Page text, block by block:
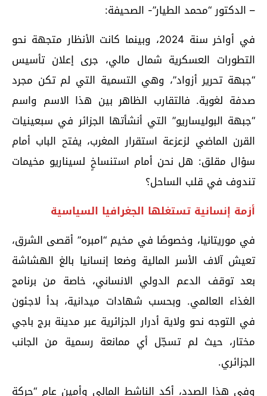
– الدكتور “محمد الطيار”- الصحيفة:
في أواخر سنة 2024، وبينما كانت الأنظار متجهة نحو
التطورات العسكرية شمال مالي، جرى إعلان تأسيس
“جبهة تحرير أزواد”، وهي التسمية التي لم تكن مجرد
صدفة لغوية. فالتقارب الظاهر بين هذا الاسم واسم
“جبهة البوليساريو” التي أنشأتها الجزائر في سبعينيات
القرن الماضي لزعزعة استقرار المغرب، يفتح الباب أمام
سؤال مقلق: هل نحن أمام استنساخٍ لسيناريو مخيمات
تندوف في قلب الساحل؟
أزمة إنسانية تستغلها الجغرافيا السياسية
في موريتانيا، وخصوصًا في مخيم “امبره” أقصى الشرق،
تعيش آلاف الأسر المالية وضعا إنسانيا بالغ الهشاشة
بعد توقف الدعم الدولي الانساني، خاصة من برنامج
الغذاء العالمي. وبحسب شهادات ميدانية، بدأ لاجئون
في التوجه نحو ولاية أدرار الجزائرية عبر مدينة برج باجي
مختار، حيث لم تسجّل أي ممانعة رسمية من الجانب
الجزائري.
وفي هذا الصدد، أكد الناشط المالي وأمين عام “حركة